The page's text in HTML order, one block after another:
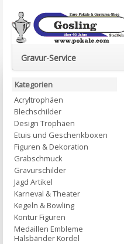
Euro-Pokale & Gravur-
Gravur-Service
Kategorien
Acryltrophäen
Blechschilder
Design Trophäen
Etuis und Geschenkboxen
Figuren & Dekoration
Grabschmuck
Gravurschilder
Jagd Artikel
Karneval & Theater
Kegeln & Bowling
Kontur Figuren
Medaillen Embleme
Halsbänder Kordel